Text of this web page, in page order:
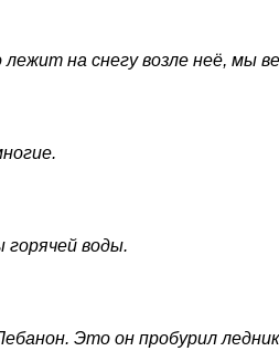
на снегу возле неё, мы
горячей воды.
Это он пробурил